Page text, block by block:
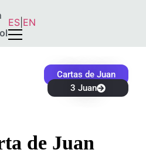
ES EN
Cartas de Juan
3 Juan
de Juan